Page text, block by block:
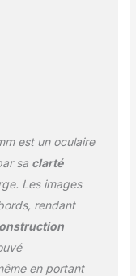
ÉTOILES
: le large
EN TOUT
dégagement
de 29
caoutchouc
une
confortable
lunettes.
est un oculaire
sa clarté
Les images
rendant
en portant